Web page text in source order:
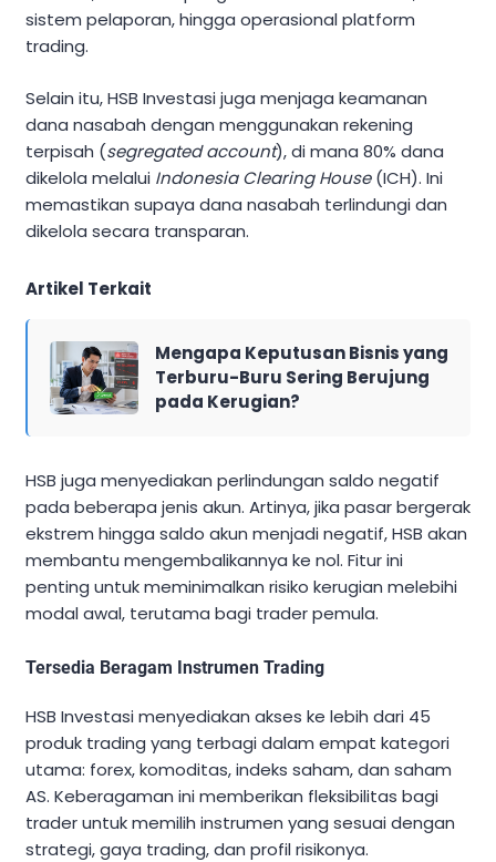
sistem pelaporan, hingga operasional platform
trading.
Selain itu, HSB Investasi juga menjaga keamanan
dana nasabah dengan menggunakan rekening
terpisah (segregated account), di mana 80% dana
dikelola melalui Indonesia Clearing House(ICH). Ini
memastikan supaya dana nasabah terlindungi dan
dikelola secara transparan.
Artikel Terkait
Mengapa Keputusan Bisnis yang
Terburu-Buru Sering Berujung
pada Kerugian?
HSB juga menyediakan perlindungan saldo negatif
pada beberapa jenis akun. Artinya, jika pasar bergerak
ekstrem hingga saldo akun menjadi negatif, HSB akan
membantu mengembalikannya ke nol. Fitur ini
penting untuk meminimalkan risiko kerugian melebihi
modal awal, terutama bagi trader pemula.
Tersedia Beragam Instrumen Trading
HSB Investasi menyediakan akses ke lebih dari 45
produk trading yang terbagi dalam empat kategori
utama: forex, komoditas, indeks saham, dan saham
AS. Keberagaman ini memberikan fleksibilitas bagi
trader untuk memilih instrumen yang sesuai dengan
strategi, gaya trading, dan profil risikonya.